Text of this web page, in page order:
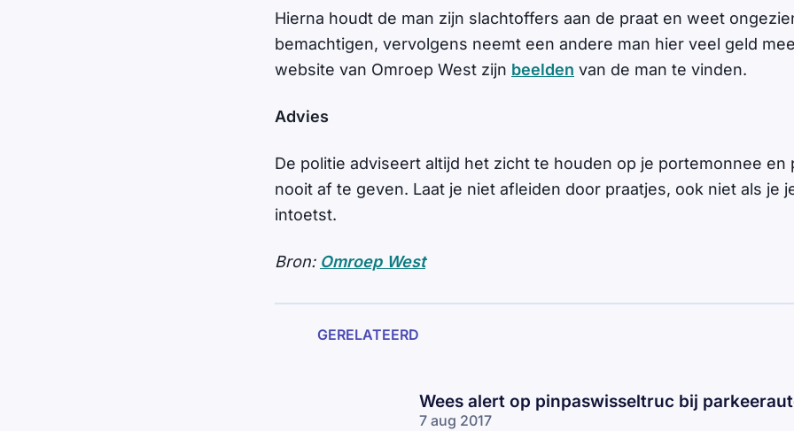
Hierna houdt de man zijn slachtoffers aan de praat en weet
bemachtigen, vervolgens neemt een andere man hier veel geld
website van Omroep West zijn beelden van de man te vinden.
Advies
De politie adviseert altijd het zicht te houden op je portemonnee en
nooit af te geven. Laat je niet afleiden door praatjes, ook niet als je
intoetst.
Bron: Omroep West
GERELATEERD
Wees alert op pinpaswisseltruc bij
7 aug 2017